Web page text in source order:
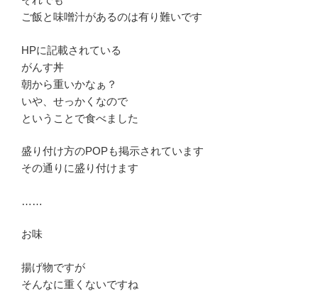
ご飯と味噌汁があるのは有り難いです
HPに記載されている
がんす丼
朝から重いかなぁ？
いや、せっかくなので
ということで食べました
盛り付け方のPOPも掲示されています
その通りに盛り付けます
……
お味
揚げ物ですが
そんなに重くないですね